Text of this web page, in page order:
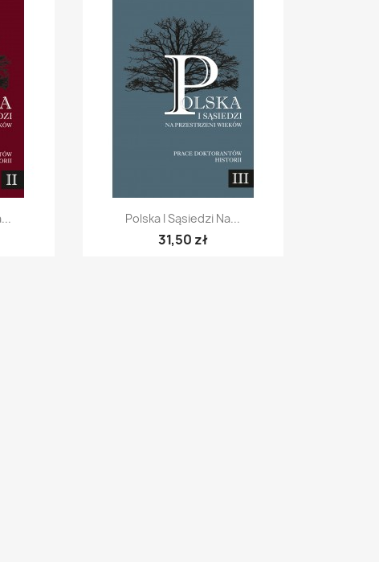
Szybki podgląd
Polska I Sąsiedzi Na...
31,50 zł